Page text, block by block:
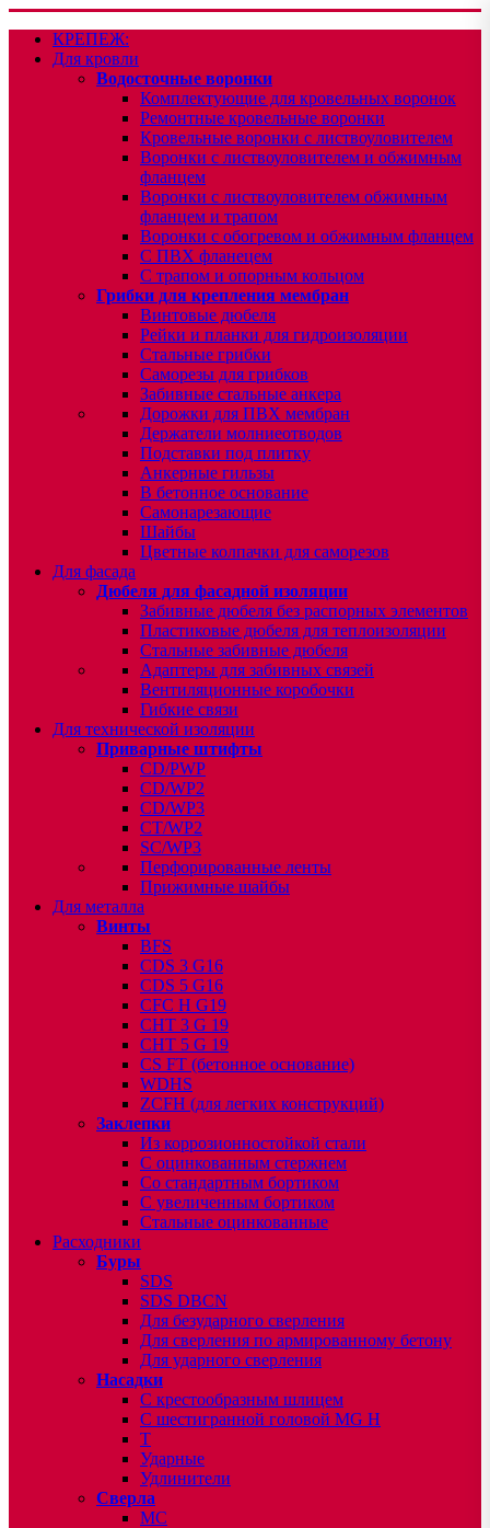
КРЕПЕЖ:
Для кровли
Водосточные воронки
Комплектующие для кровельных воронок
Ремонтные кровельные воронки
Кровельные воронки с листвоуловителем
Воронки с листвоуловителем и обжимным
фланцем
Воронки с листвоуловителем обжимным
фланцем и трапом
Воронки с обогревом и обжимным фланцем
С ПВХ фланецем
С трапом и опорным кольцом
Грибки для крепления мембран
Винтовые дюбеля
Рейки и планки для гидроизоляции
Стальные грибки
Саморезы для грибков
Забивные стальные анкера
Дорожки для ПВХ мембран
Держатели молниеотводов
Подставки под плитку
Анкерные гильзы
В бетонное основание
Самонарезающие
Шайбы
Цветные колпачки для саморезов
Для фасада
Дюбеля для фасадной изоляции
Забивные дюбеля без распорных элементов
Пластиковые дюбеля для теплоизоляции
Стальные забивные дюбеля
Адаптеры для забивных связей
Вентиляционные коробочки
Гибкие связи
Для технической изоляции
Приварные штифты
CD/PWP
CD/WP2
CD/WP3
CT/WP2
SC/WP3
Перфорированные ленты
Прижимные шайбы
Для металла
Винты
BFS
CDS 3 G16
CDS 5 G16
CFC H G19
CHT 3 G 19
CHT 5 G 19
CS FT (бетонное основание)
WDHS
ZCFH (для легких конструкций)
Заклепки
Из коррозионностойкой стали
С оцинкованным стержнем
Со стандартным бортиком
С увеличенным бортиком
Стальные оцинкованные
Расходники
Буры
SDS
SDS DBCN
Для безударного сверления
Для сверления по армированному бетону
Для ударного сверления
Насадки
С крестообразным шлицем
С шестигранной головой MG H
T
Ударные
Удлинители
Сверла
МС